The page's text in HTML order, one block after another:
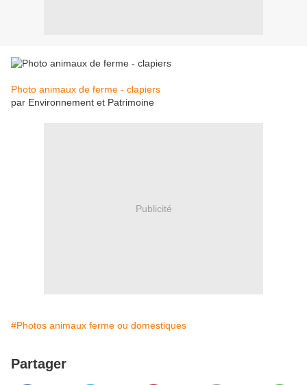
Photo animaux de ferme - clapiers
par Environnement et Patrimoine
Publicité
#Photos animaux ferme ou domestiques
Partager